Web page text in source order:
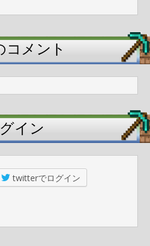
コメント
イン
twitterでログイン